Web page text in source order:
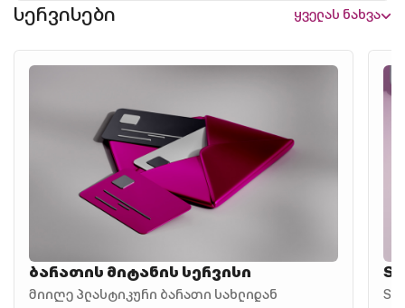
სერვისები ყველას ნახვა
ბარათის მიტანის სერვისი
მიიღე პლასტიკური ბარათი სახლიდან